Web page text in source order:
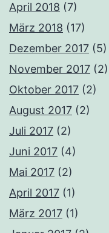
April 2018 (7)
März 2018 (17)
Dezember 2017 (5)
November 2017 (2)
Oktober 2017 (2)
August 2017 (2)
Juli 2017 (2)
Juni 2017 (4)
Mai 2017 (2)
April 2017 (1)
März 2017 (1)